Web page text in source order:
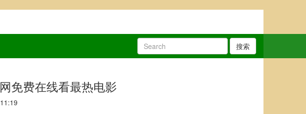
搜索
免费在线看最热电影